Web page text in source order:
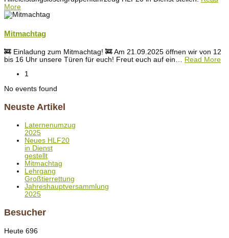
More
Mitmachtag
🚒 Einladung zum Mitmachtag! 🚒 Am 21.09.2025 öffnen wir von 12
bis 16 Uhr unsere Türen für euch! Freut euch auf ein
Read More
1
No events found
Neuste Artikel
Laternenumzug
2025
Neues HLF20
in Dienst
gestellt
Mitmachtag
Lehrgang
Großtierrettung
Jahreshauptversammlung
2025
Besucher
Heute 696